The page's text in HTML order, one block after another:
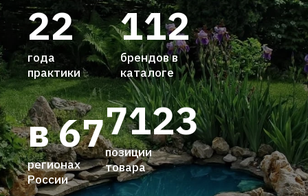
22
года
практики
112
брендов в
каталоге
7123
позиции
товара
в 67
регионах
России